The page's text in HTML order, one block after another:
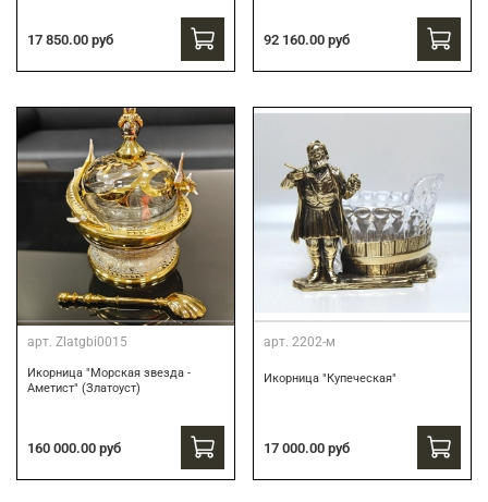
17 850.00 руб 92 160.00 руб
арт. Zlatgbi0015
Икорница "Морская звезда -
Аметист" (Златоуст)
160 000.00 руб
арт. 2202-м
Икорница "Купеческая"
17 000.00 руб